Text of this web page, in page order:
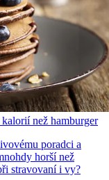
než hamburger
poradci a
horší než
stravovaní i vy?